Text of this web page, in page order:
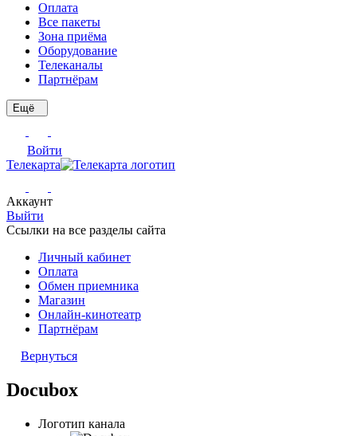
Оплата
Все пакеты
Зона приёма
Оборудование
Телеканалы
Партнёрам
Ещё
Войти
Телекарта
Аккаунт
Выйти
Ссылки на все разделы сайта
Личный кабинет
Оплата
Обмен приемника
Магазин
Онлайн-кинотеатр
Партнёрам
Вернуться
Docubox
Логотип канала